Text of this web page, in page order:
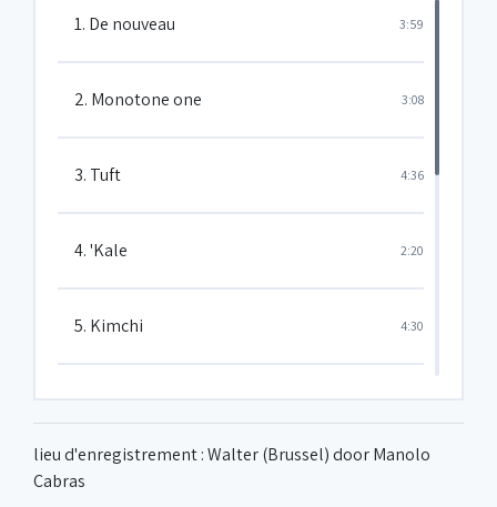
1. De nouveau 3:59
2. Monotone one 3:08
3. Tuft 4:36
4. 'Kale 2:20
5. Kimchi 4:30
6. Quasi electric response 2:54
7. Response
lieu d'enregistrement : Walter (Brussel) door Manolo
Cabras